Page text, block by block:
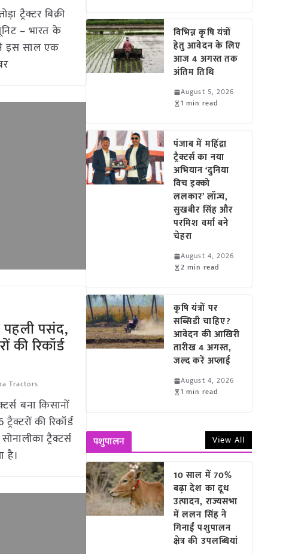
ट्रैक्टर बिक्री
– भारत के
ने इस साल एक
पहली पसंद,
की रिकॉर्ड
Tractors
बना किसानों
की रिकॉर्ड
ट्रैक्टर्स
है।
विभिन्न कृषि यंत्रों
हेतु आवेदन के लिए
आज 4 अगस्त तक
अंतिम तिथि
August 5, 2026
1 min read
पंजाब में महिंद्रा
ट्रैक्टर्स का नया
अभियान ‘दुनिया
विच इक्को
ललकार’ लॉन्च,
सुखबीर सिंह और
परमिश वर्मा बने
चेहरा
August 4, 2026
2 min read
कृषि यंत्रों पर
सब्सिडी चाहिए?
आवेदन की आखिरी
तारीख 4 अगस्त,
जल्द करें अप्लाई
August 4, 2026
1 min read
पशुपालन View All
10 साल में 70%
बढ़ा देश का दूध
उत्पादन, राज्यसभा
में ललन सिंह ने
गिनाईं पशुपालन
क्षेत्र की उपलब्धियां